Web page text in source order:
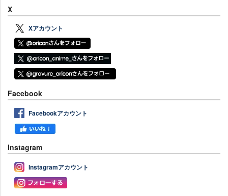
X
Xアカウント
Facebook
Facebookアカウント
Instagram
Instagramアカウント